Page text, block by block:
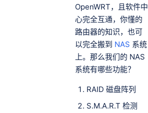
OpenWRT，且软件中
心完全互通，你懂的
路由器的知识，也可
以完全搬到 NAS 系统
上。那么我们的 NAS
系统有哪些功能？
RAID 磁盘阵列
S.M.A.R.T 检测